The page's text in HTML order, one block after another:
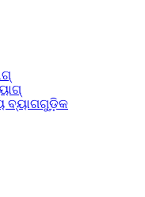
ବ୍ୟାଗଗୁଡ଼ିକ